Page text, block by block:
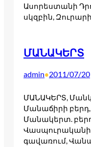
Ասորեստանի
սկզբին,
ՄԱՆԱԿԵՐՏ
admin•2011/07/20
ՄԱՆԱԿԵՐՏ,
Մանաճիրի
Մանակերտ.
Վասպուրականի
գավառում, Վանա